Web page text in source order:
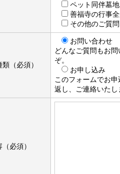
ペット同伴墓
善福寺の行事
その他のご質
（必須）
お問い合わせ
どんなご質問もお
ぞ。
お申し込み
このフォームでお
返し、ご連絡いたし
必須）